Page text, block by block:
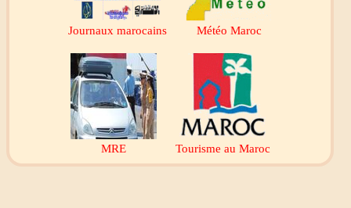
Journaux marocains Météo Maroc
MRE Tourisme au Maroc